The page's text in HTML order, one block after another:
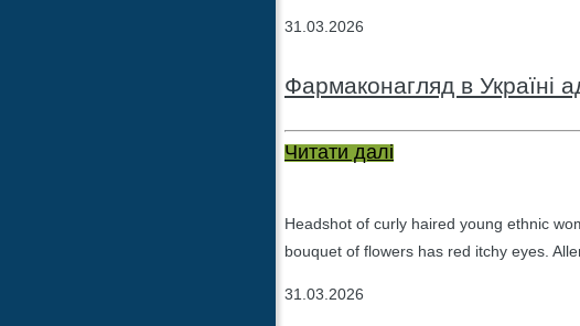
31.03.2026
Фармаконагляд в Україні
Читати далі
Headshot of curly haired young ethnic
bouquet of flowers has red itchy eyes.
31.03.2026